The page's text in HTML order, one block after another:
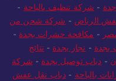
- شركة تنظيف بالباحة -
الرياض - شركة شحن من
- مكافحة حشرات بجدة -
بجدة - نجار بجدة - نتائج
- دباب توصيل بجدة - شركة
بالباحة - دباب نقل عفش